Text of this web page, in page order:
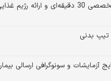
ارائه رژیم غذایی
بدنی
آزمایشات و سونوگرافی ارسالی بیمار